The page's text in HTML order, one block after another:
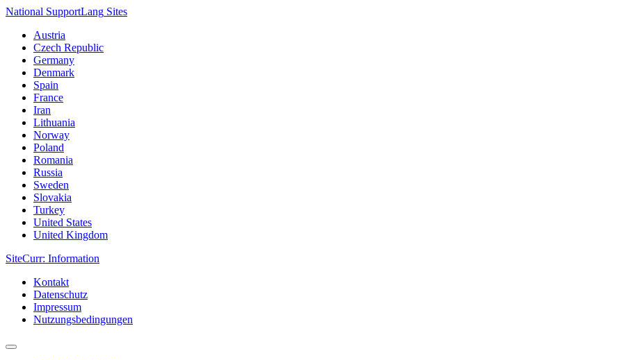
National SupportLang Sites
Austria
Czech Republic
Germany
Denmark
Spain
France
Iran
Lithuania
Norway
Poland
Romania
Russia
Sweden
Slovakia
Turkey
United States
United Kingdom
SiteCurr: Information
Kontakt
Datenschutz
Impressum
Nutzungsbedingungen